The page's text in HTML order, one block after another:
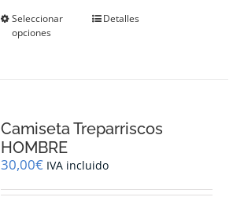
Seleccionar
opciones
Este
se
elegir
la
Detalles
Camiseta Treparriscos
HOMBRE
30,00€ IVA incluido